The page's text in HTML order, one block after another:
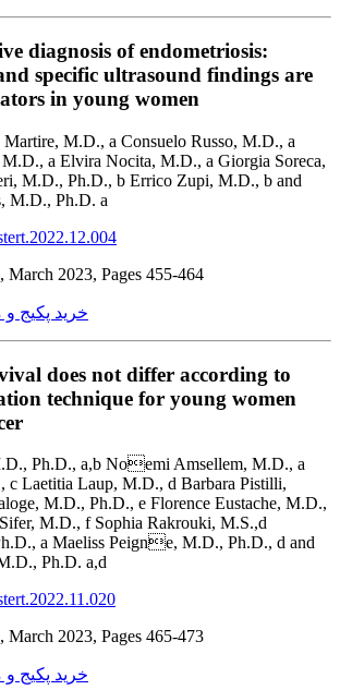
diagnosis of endometriosis:
specific ultrasound findings are
in young women
Martire, M.D., a Consuelo Russo, M.D., a
a Elvira Nocita, M.D., a Giorgia Soreca,
M.D., Ph.D., b Errico Zupi, M.D., b and
M.D., Ph.D. a
March 2023, Pages 455-464
خرید پکیج و
does not differ according to
technique for young women
Ph.D., a,b Noemi Amsellem, M.D., a
c Laetitia Laup, M.D., d Barbara Pistilli,
M.D., Ph.D., e Florence Eustache, M.D.,
M.D., f Sophia Rakrouki, M.S.,d
a Maeliss Peigne, M.D., Ph.D., d and
Ph.D. a,d
March 2023, Pages 465-473
خرید پکیج و